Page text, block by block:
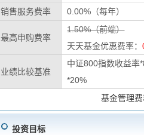
销售服务费率
0.00%（每年）
最高申购费率
1.50%（前端）
天天基金优惠费率：
业绩比较基准
中证800指数收益率
*20%
基金管理
投资目标